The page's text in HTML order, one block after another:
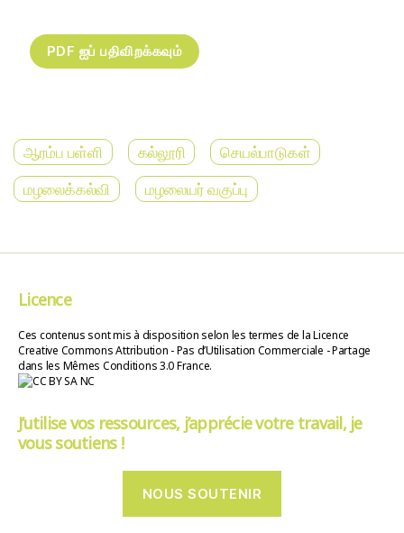
ஆரம்ப பள்ளி கல்லூரி
செயல்பாடுகள்
மழலைக்கல்வி
மழலையர் வகுப்பு
Licence
Ces contenus sont mis à disposition selon les termes de la Licence
Creative Commons Attribution - Pas d’Utilisation Commerciale - Partage
dans les Mêmes Conditions 3.0 France.
J’utilise vos ressources, j’apprécie votre travail, je
vous soutiens !
NOUS SOUTENIR